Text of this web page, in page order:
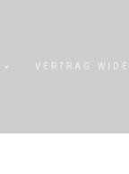
VERTRAG